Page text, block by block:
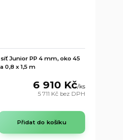
Junior PP 4 mm, oko 45
0,8 x 1,5 m
6 910 Kč/ks
5 711 Kč bez DPH
Přidat do košíku